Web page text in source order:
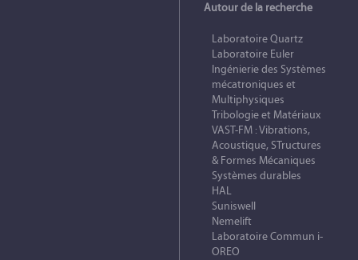
Autour de la recherche
Laboratoire Quartz
Laboratoire Euler
Ingénierie des Systèmes
mécatroniques et
Multiphysiques
Tribologie et Matériaux
VAST-FM : Vibrations,
Acoustique, STructures
& Formes Mécaniques
Systèmes durables
HAL
Suniswell
Nemelift
Laboratoire Commun i-
OREO